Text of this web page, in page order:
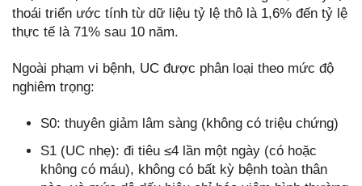
thoái triển ước tính từ dữ liệu tỷ lệ thô là 1,6% đến tỷ lệ
thực tế là 71% sau 10 năm.
Ngoài phạm vi bệnh, UC được phân loại theo mức độ
nghiêm trọng:
S0: thuyên giảm lâm sàng (không có triệu chứng)
S1 (UC nhẹ): đi tiêu ≤4 lần một ngày (có hoặc
không có máu), không có bất kỳ bệnh toàn thân